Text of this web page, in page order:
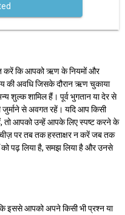
करें कि आपको ऋण के नियमों और
की अवधि जिसके दौरान ऋण चुकाया
शुल्क शामिल हैं। पूर्व भुगतान या देर से
से अवगत रहें। यदि आप किसी
तो आपको उन्हें आपके लिए स्पष्ट करने के
पर तब तक हस्ताक्षर न करें जब तक
पढ़ लिया है, समझ लिया है और उनसे
इससे आपको अपने किसी भी प्रश्न या